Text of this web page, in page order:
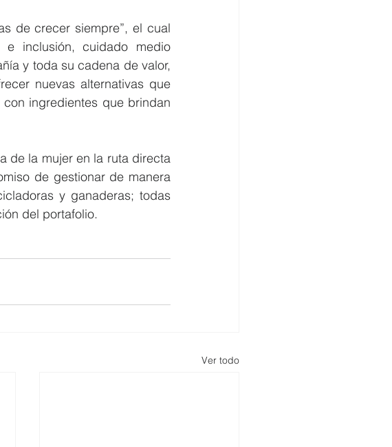
de crecer siempre”, el cual
e inclusión, cuidado medio
y toda su cadena de valor,
nuevas alternativas que
ingredientes que brindan
de la mujer en la ruta directa
de gestionar de manera
y ganaderas; todas
del portafolio.
Ver todo